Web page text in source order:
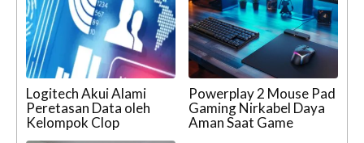
Logitech Akui Alami
Peretasan Data oleh
Kelompok Clop
Powerplay 2 Mouse Pad
Gaming Nirkabel Daya
Aman Saat Game